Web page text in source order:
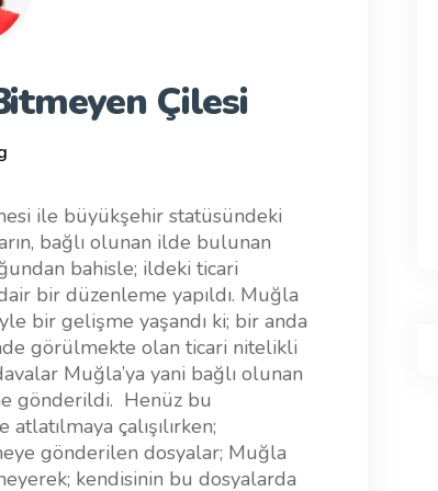
Çilesi
ile büyükşehir statüsündeki
bağlı olunan ilde bulunan
bahisle; ildeki ticari
bir düzenleme yapıldı. Muğla
bir gelişme yaşandı ki; bir anda
görülmekte olan ticari nitelikli
Muğla’ya yani bağlı olunan
gönderildi. Henüz bu
çalışılırken;
gönderilen dosyalar; Muğla
kendisinin bu dosyalarda